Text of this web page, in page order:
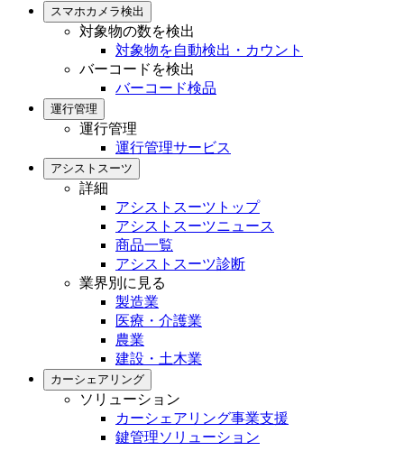
スマホカメラ検出
対象物の数を検出
対象物を自動検出・カウント
バーコードを検出
バーコード検品
運行管理
運行管理
運行管理サービス
アシストスーツ
詳細
アシストスーツトップ
アシストスーツニュース
商品一覧
アシストスーツ診断
業界別に見る
製造業
医療・介護業
農業
建設・土木業
カーシェアリング
ソリューション
カーシェアリング事業支援
鍵管理ソリューション